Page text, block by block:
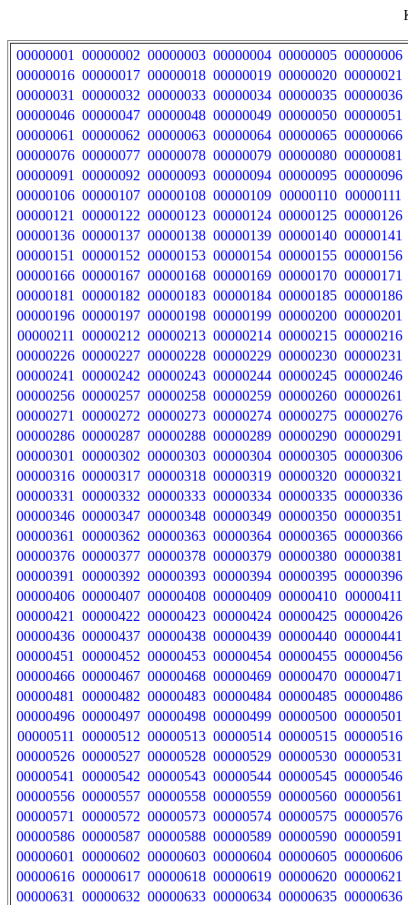
00000001 00000002 00000003 00000004 00000005 00000006
00000016 00000017 00000018 00000019 00000020 00000021
00000031
00000032 00000033 00000034 00000035 00000036
00000046 00000047 00000048 00000049 00000050 00000051
00000061
00000062 00000063 00000064 00000065 00000066
00000076 00000077 00000078 00000079 00000080 00000081
00000091
00000092 00000093 00000094 00000095 00000096
00000106 00000107 00000108 00000109 00000110 00000111
00000121
00000122 00000123 00000124 00000125 00000126
00000136 00000137 00000138 00000139 00000140 00000141
00000151
00000152 00000153 00000154 00000155 00000156
00000166 00000167 00000168 00000169 00000170 00000171
00000181
00000182 00000183 00000184 00000185 00000186
00000196 00000197 00000198 00000199 00000200 00000201
00000211
00000212 00000213 00000214 00000215 00000216
00000226 00000227 00000228 00000229 00000230 00000231
00000241
00000242 00000243 00000244 00000245 00000246
00000256 00000257 00000258 00000259 00000260 00000261
00000271
00000272 00000273 00000274 00000275 00000276
00000286 00000287 00000288 00000289 00000290 00000291
00000301
00000302 00000303 00000304 00000305 00000306
00000316 00000317 00000318 00000319 00000320 00000321
00000331
00000332 00000333 00000334 00000335 00000336
00000346 00000347 00000348 00000349 00000350 00000351
00000361
00000362 00000363 00000364 00000365 00000366
00000376 00000377 00000378 00000379 00000380 00000381
00000391
00000392 00000393 00000394 00000395 00000396
00000406 00000407 00000408 00000409 00000410 00000411
00000421
00000422 00000423 00000424 00000425 00000426
00000436 00000437 00000438 00000439 00000440 00000441
00000451
00000452 00000453 00000454 00000455 00000456
00000466 00000467 00000468 00000469 00000470 00000471
00000481
00000482 00000483 00000484 00000485 00000486
00000496 00000497 00000498 00000499 00000500 00000501
00000511
00000512 00000513 00000514 00000515 00000516
00000526 00000527 00000528 00000529 00000530 00000531
00000541
00000542 00000543 00000544 00000545 00000546
00000556 00000557 00000558 00000559 00000560 00000561
00000571
00000572 00000573 00000574 00000575 00000576
00000586 00000587 00000588 00000589 00000590 00000591
00000601
00000602 00000603 00000604 00000605 00000606
00000616 00000617 00000618 00000619 00000620 00000621
00000631
00000632 00000633 00000634 00000635 00000636